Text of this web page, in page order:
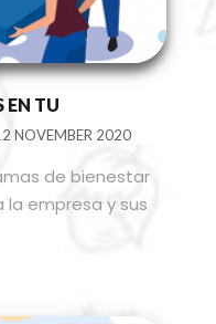
EN TU
NOVEMBER 2020
de bienestar
empresa y sus